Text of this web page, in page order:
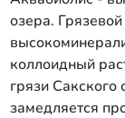
озера.
коллоидный
грязи
замедляется